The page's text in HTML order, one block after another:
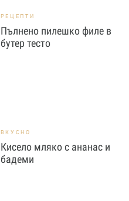
РЕЦЕПТИ
Пълнено пилешко филе в
бутер тесто
ВКУСНО
Кисело мляко с ананас и
бадеми